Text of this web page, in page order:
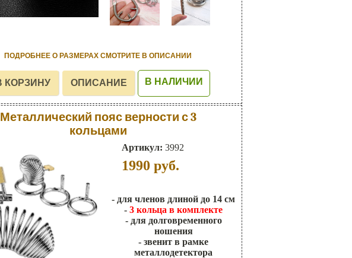
ПОДРОБНЕЕ О РАЗМЕРАХ СМОТРИТЕ В ОПИСАНИИ
В НАЛИЧИИ
Металлический пояс верности с 3
кольцами
Артикул: 3992
1990 руб.
- для членов длиной до 14 см
- 3 кольца в комплекте
- для долговременного
ношения
- звенит в рамке
металлодетектора